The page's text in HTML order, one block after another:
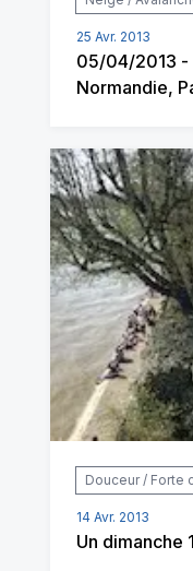
25 Avr. 2013
05/04/2013 -
Normandie,
Douceur / Forte
14 Avr. 2013
Un dimanche